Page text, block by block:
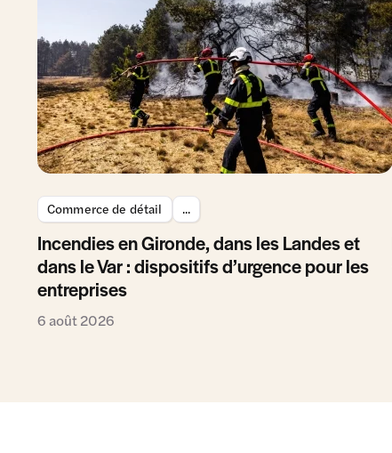
Commerce de détail ...
Incendies en Gironde, dans les Landes et
dans le Var : dispositifs d’urgence pour les
entreprises
6 août 2026